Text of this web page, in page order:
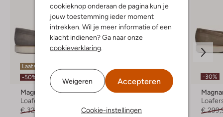
cookieknop onderaan de pagina kun je
jouw toestemming ieder moment
intrekken. Wil je meer informatie of een
klacht indienen? Ga naar onze
cookieverklaring.
Weigeren Accepteren
Cookie-instellingen
Laatste maten
-50%
Magnanni
Loafers
€ 329,99
-30%
Greve
€ 179,99 € 125,99
-30%
€